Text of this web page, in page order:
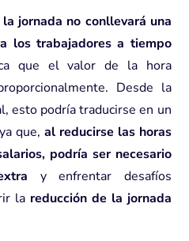
jornada no conllevará una
los trabajadores a tiempo
que el valor de la hora
Desde la
esto podría traducirse en un
que,al reducirse las horas
podría ser necesario
y enfrentar desafíos
la reducción de la jornada